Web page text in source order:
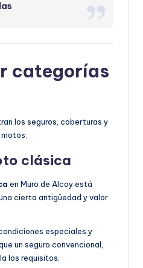
categorías
los seguros, coberturas y
clásica
en Muro de Alcoy está
cierta antigüedad y valor
especiales y
un seguro convencional,
los requisitos.